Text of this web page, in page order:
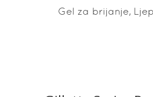
Gel za brijanje,